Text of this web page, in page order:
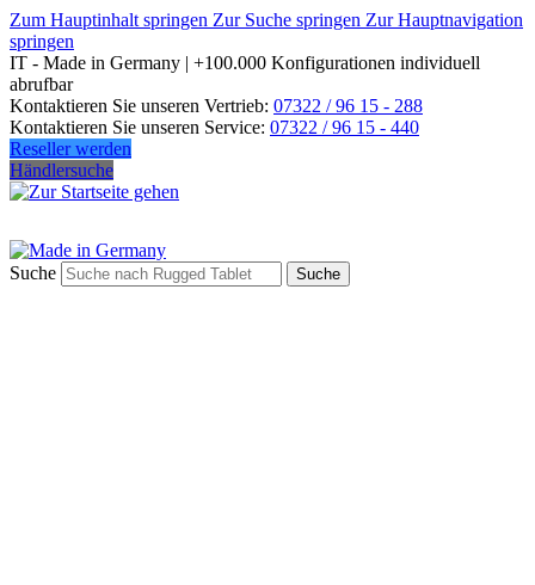
Zum Hauptinhalt springen Zur Suche springen Zur Hauptnavigation
springen
IT - Made in Germany | +100.000 Konfigurationen individuell
abrufbar
Kontaktieren Sie unseren Vertrieb: 07322 / 96 15 - 288
Kontaktieren Sie unseren Service: 07322 / 96 15 - 440
Reseller werden
Händlersuche
Suche Suche